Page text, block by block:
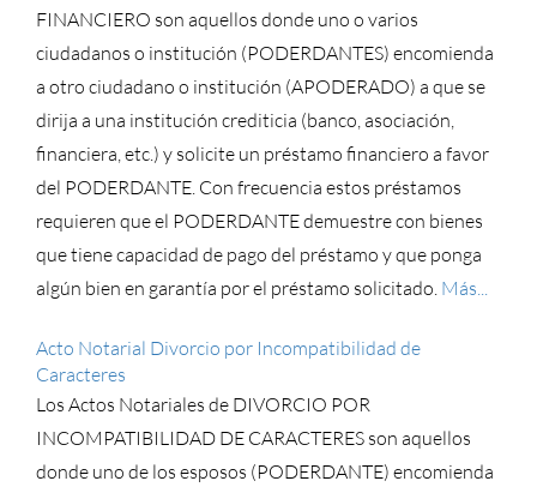
FINANCIERO son aquellos donde uno o varios
ciudadanos o institución (PODERDANTES) encomienda
a otro ciudadano o institución (APODERADO) a que se
dirija a una institución crediticia (banco, asociación,
financiera, etc.) y solicite un préstamo financiero a favor
del PODERDANTE. Con frecuencia estos préstamos
requieren que el PODERDANTE demuestre con bienes
que tiene capacidad de pago del préstamo y que ponga
algún bien en garantía por el préstamo solicitado. Más...
Acto Notarial Divorcio por Incompatibilidad de
Caracteres
Los Actos Notariales de DIVORCIO POR
INCOMPATIBILIDAD DE CARACTERES son aquellos
donde uno de los esposos (PODERDANTE) encomienda